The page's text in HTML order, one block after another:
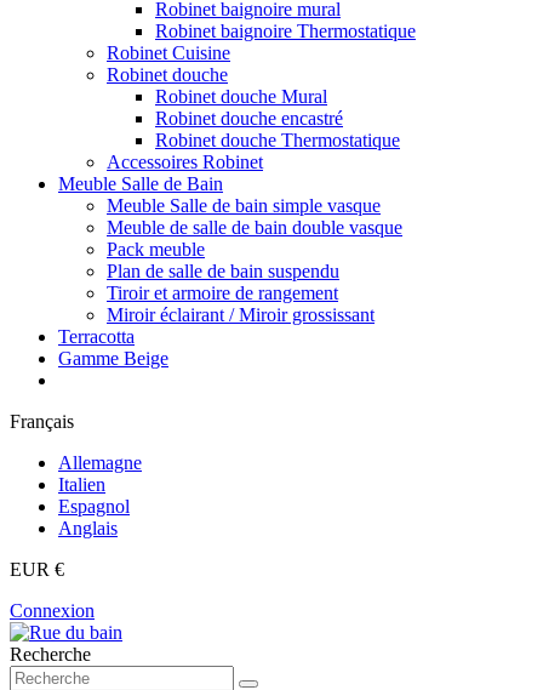
Robinet baignoire mural
Robinet baignoire Thermostatique
Robinet Cuisine
Robinet douche
Robinet douche Mural
Robinet douche encastré
Robinet douche Thermostatique
Accessoires Robinet
Meuble Salle de Bain
Meuble Salle de bain simple vasque
Meuble de salle de bain double vasque
Pack meuble
Plan de salle de bain suspendu
Tiroir et armoire de rangement
Miroir éclairant / Miroir grossissant
Terracotta
Gamme Beige
Français
Allemagne
Italien
Espagnol
Anglais
EUR €
Connexion
Recherche